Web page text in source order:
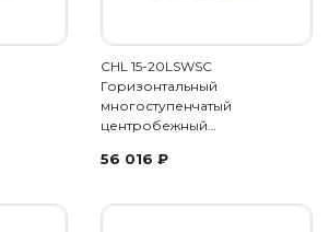
CHL 15-20LSWSC
Горизонтальный
многоступенчатый
центробежный…
56 016 ₽